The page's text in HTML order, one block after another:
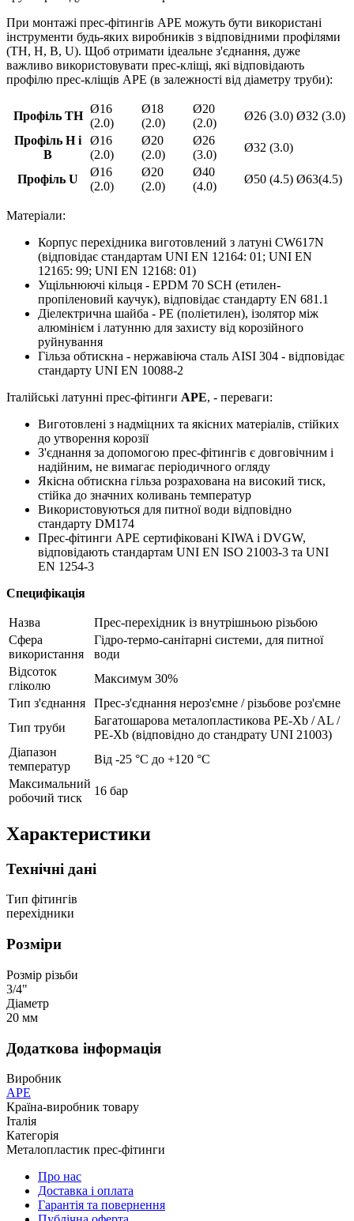
При монтажі прес-фітингів APE можуть бути використані
інструменти будь-яких виробників з відповідними профілями
(TH, H, B, U). Щоб отримати ідеальне з'єднання, дуже
важливо використовувати прес-кліщі, які відповідають
профілю прес-кліщів APE (в залежності від діаметру труби):
Профіль TH
Ø16
(2.0)
Ø18
(2.0)
Ø20
(2.0)
Ø26 (3.0) Ø32 (3.0)
Профіль H і
B
Ø16
(2.0)
Ø20
(2.0)
Ø26
(3.0)
Ø32 (3.0)
Профіль U
Ø16
(2.0)
Ø20
(2.0)
Ø40
(4.0)
Ø50 (4.5) Ø63(4.5)
Матеріали:
Корпус перехідника виготовлений з латуні CW617N
(відповідає стандартам UNI EN 12164: 01; UNI EN
12165: 99; UNI EN 12168: 01)
Ущільнюючі кільця - EPDM 70 SCH (етилен-
пропіленовий каучук), відповідає стандарту EN 681.1
Діелектрична шайба - PE (поліетилен), ізолятор між
алюмінієм і латунню для захисту від корозійного
руйнування
Гільза обтискна - нержавіюча сталь AISI 304 - відповідає
стандарту UNI EN 10088-2
Італійські латунні прес-фітинги APE, - переваги:
Виготовлені з надміцних та якісних матеріалів, стійких
до утворення корозії
З'єднання за допомогою прес-фітингів є довговічним і
надійним, не вимагає періодичного огляду
Якісна обтискна гільза розрахована на високий тиск,
стійка до значних коливань температур
Використовуються для питної води відповідно
стандарту DM174
Прес-фітинги APE сертифіковані KIWA і DVGW,
відповідають стандартам UNI EN ISO 21003-3 та UNI
EN 1254-3
Специфікація
Назва
Прес-перехідник із внутрішньою різьбою
Сфера
використання
Гідро-термо-санітарні системи, для питної
води
Відсоток
гліколю
Максимум 30%
Тип з'єднання
Прес-з'єднання нероз'ємне / різьбове роз'ємне
Тип труби
Багатошарова металопластикова PE-Xb / AL /
PE-Xb (відповідно до стандрату UNI 21003)
Діапазон
температур
Від -25 °С до +120 °С
Максимальний
робочий тиск
16 бар
Характеристики
Технічні дані
Тип фітингів
перехідники
Розміри
Розмір різьби
3/4"
Діаметр
20 мм
Додаткова інформація
Виробник
APE
Країна-виробник товару
Італія
Категорія
Металопластик прес-фітинги
Про нас
Доставка і оплата
Гарантія та повернення